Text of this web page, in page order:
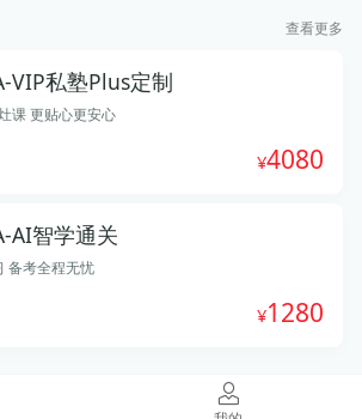
查看更多
VIP私塾Plus定制
课 更贴心更安心
4080
AI智学通关
备考全程无忧
1280